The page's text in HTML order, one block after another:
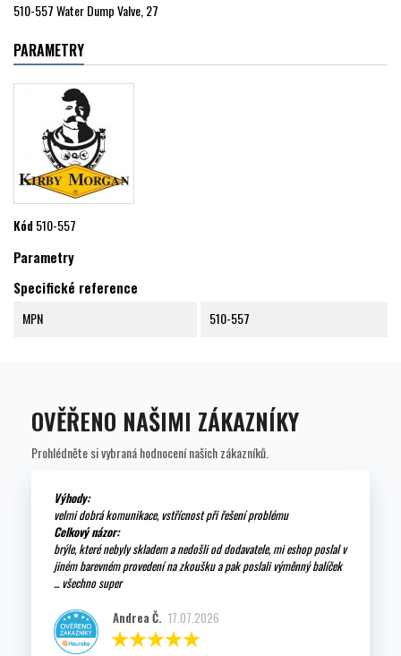
510-557 Water Dump Valve, 27
PARAMETRY
Kód510-557
Parametry
Specifické reference
MPN 510-557
OVĚŘENO NAŠIMI ZÁKAZNÍKY
Prohlédněte si vybraná hodnocení našich zákazníků.
Výhody:
velmi dobrá komunikace, vstřícnost při řešení problému
Celkový názor:
brýle, které nebyly skladem a nedošli od dodavatele, mi eshop poslal v
jiném barevném provedení na zkoušku a pak poslali výměnný balíček
... všechno super
Andrea Č. 17.07.2026